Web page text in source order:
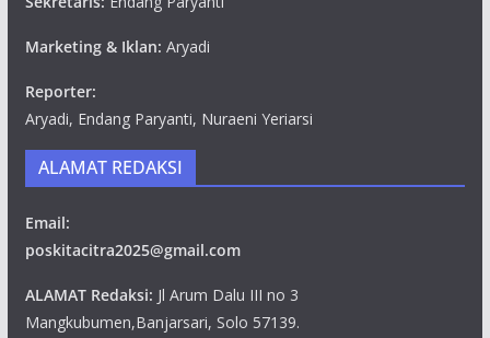
Marketing & Iklan: Aryadi
Reporter:
Aryadi, Endang Paryanti, Nuraeni Yeriarsi
ALAMAT REDAKSI
Email:
poskitacitra2025@gmail.com
ALAMAT Redaksi: Jl Arum Dalu III no 3
Mangkubumen,Banjarsari, Solo 57139.